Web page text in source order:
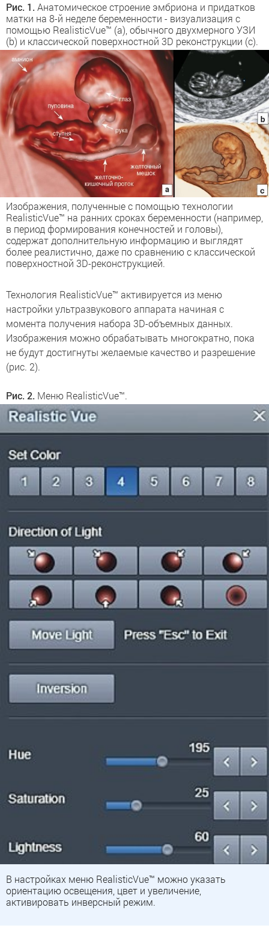
Рис. 1. Анатомическое строение эмбриона и придатков
матки на 8-й неделе беременности - визуализация с
помощью RealisticVue™ (a), обычного двухмерного УЗИ
(b) и классической поверхностной 3D реконструкции (c).
Изображения, полученные с помощью технологии
RealisticVue™ на ранних сроках беременности (например,
в период формирования конечностей и головы),
содержат дополнительную информацию и выглядят
более реалистично, даже по сравнению с классической
поверхностной 3D-реконструкцией.
Технология RealisticVue™ активируется из меню
настройки ультразвукового аппарата начиная с
момента получения набора 3D-объемных данных.
Изображения можно обрабатывать многократно, пока
не будут достигнуты желаемые качество и разрешение
(рис. 2).
Рис. 2. Меню RealisticVue™.
В настройках меню RealisticVue™ можно указать
ориентацию освещения, цвет и увеличение,
активировать инверсный режим.